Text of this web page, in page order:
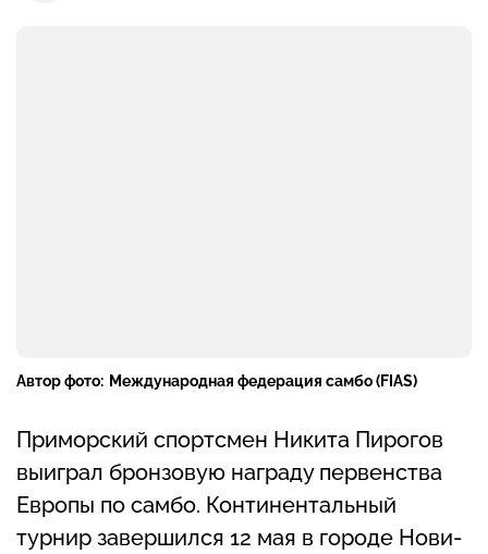
Автор фото: Международная федерация самбо (FIAS)
Приморский спортсмен Никита Пирогов
выиграл бронзовую награду первенства
Европы по самбо. Континентальный
турнир завершился 12 мая в городе Нови-